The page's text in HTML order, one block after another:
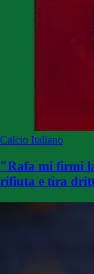
Calcio Italiano
"Rafa mi firmi
rifiuta e tira